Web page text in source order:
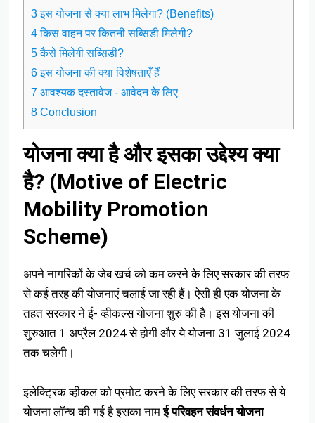
3 इस योजना से क्या लाभ मिलेगा? (Benefits)
4 किस वाहन पर कितनी सब्सिडी मिलेगी?
5 कैसे मिलेगी सब्सिडी?
6 इस योजना की क्या विशेषताएँ हैं
7 आवश्यक दस्तावेज - आवेदन के लिए
8 Conclusion
योजना क्या है और इसका उद्देश्य क्या
है? (Motive of Electric
Mobility Promotion
Scheme)
अपने नागरिकों के जेब खर्च को कम करने के लिए सरकार की तरफ
से कई तरह की योजनाएं चलाई जा रही हैं। ऐसी ही एक योजना के
तहत सरकार ने ई- व्हीकल्स योजना शुरु की है। इस योजना की
शुरुआत 1 अप्रैल 2024 से होगी और ये योजना 31 जुलाई 2024
तक चलेगी।
इलेक्ट्रिक व्हीकल को प्रमोट करने के लिए सरकार की तरफ से ये
योजना लॉन्च की गई है इसका नामई परिवहन संवर्धन योजना